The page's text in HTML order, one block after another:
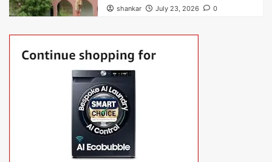
shankar July 23, 2026 0